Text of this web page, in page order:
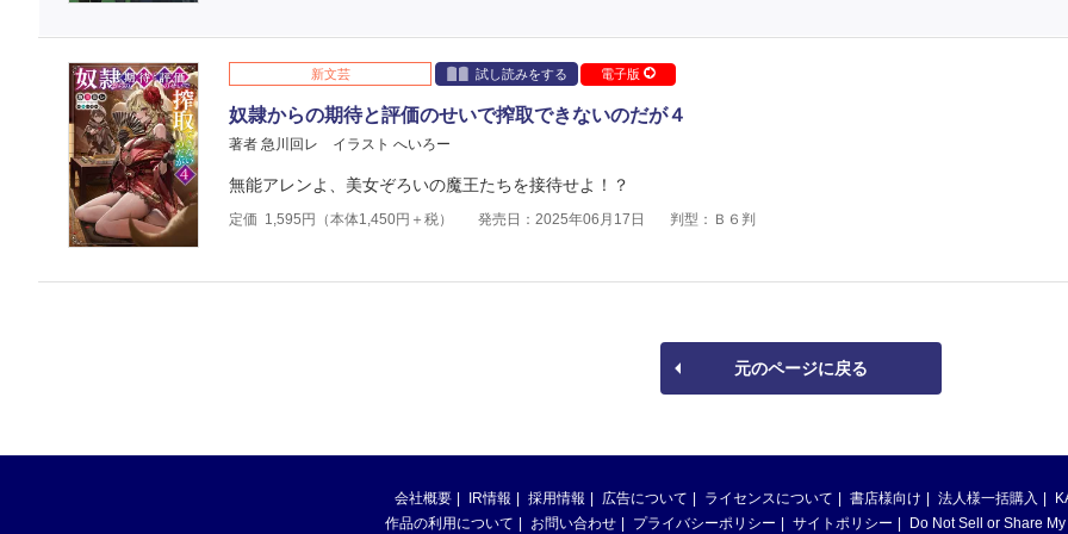
新文芸 試し読みをする 電子版
奴隷からの期待と評価のせいで搾取できないのだが４
著者 急川回レ イラスト へいろー
無能アレンよ、美女ぞろいの魔王たちを接待せよ！？
定価 1,595 円（本体1,450円＋税） 発売日：2025年06月17日 判型：Ｂ６判
元のページに戻る
会社概要 IR情報 採用情報 広告について ライセンスについて 書店様向け 法人様一括購入
作品の利用について
お問い合わせ プライバシーポリシー サイトポリシー Do Not Sell or Share